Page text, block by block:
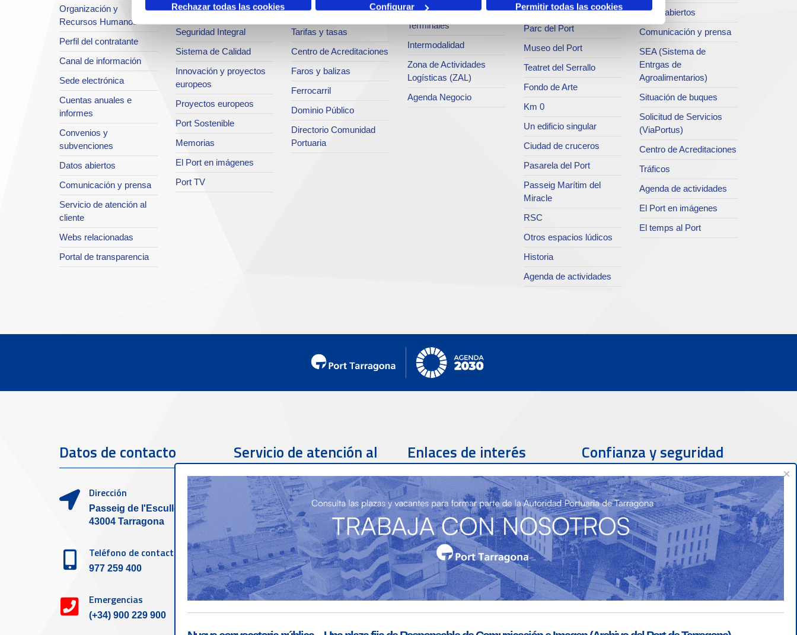
Rechazar todas las cookies Configurar Permitir todas las cookies
Organización y
Recursos Humanos
Perfil del contratante
Canal de información
Sede electrónica
Cuentas anuales e
informes
Convenios y
subvenciones
Datos abiertos
Comunicación y prensa
Servicio de atención al
cliente
Webs relacionadas
Portal de transparencia
desarrollo
Seguridad Integral
Sistema de Calidad
Innovación y proyectos
europeos
Proyectos europeos
Port Sostenible
Memorias
El Port en imágenes
Port TV
Solicitud de Servicios
Tarifas y tasas
Centro de Acreditaciones
Faros y balizas
Ferrocarril
Dominio Público
Directorio Comunidad
Portuaria
agroalimentarios)
Terminales
Intermodalidad
Zona de Actividades
Logísticas (ZAL)
Agenda Negocio
publicaciones
Parc del Port
Museo del Port
Teatret del Serrallo
Fondo de Arte
Km 0
Un edificio singular
Ciudad de cruceros
Pasarela del Port
Passeig Marítim del
Miracle
RSC
Otros espacios lúdicos
Historia
Agenda de actividades
Datos abiertos
Comunicación y prensa
SEA (Sistema de
Entrgas de
Agroalimentarios)
Situación de buques
Solicitud de Servicios
(ViaPortus)
Centro de Acreditaciones
Tráficos
Agenda de actividades
El Port en imágenes
El temps al Port
Datos de contacto
Dirección
Passeig de l'Escullera s/n,
43004 Tarragona
Teléfono de contacto
977 259 400
Emergencias
(+34) 900 229 900
Servicio de atención al
cliente
Teléfono de contacto
977 259 462
Email de contacto
sac@porttarragona.cat
Información SAC
Enlaces de interés
Partners
Confianza y seguridad
×